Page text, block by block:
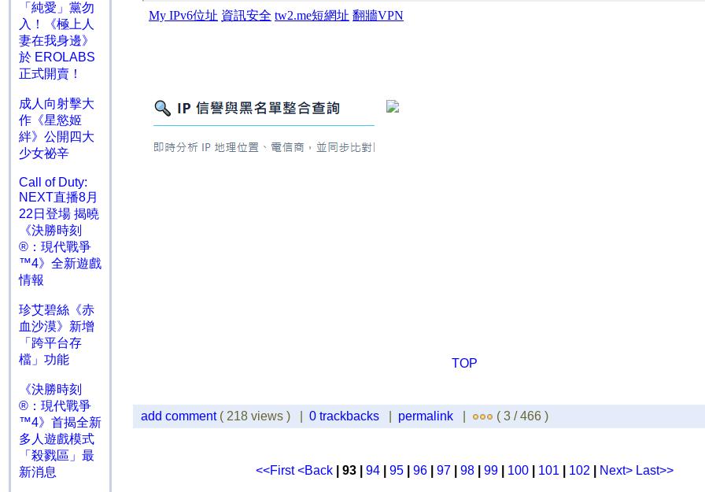
「純愛」黨勿
入！《極上人
妻在我身邊》
於 EROLABS
正式開賣！
成人向射擊大
作《星慾姬
絆》公開四大
少女祕辛
Call of Duty:
NEXT直播8月
22日登場 揭曉
《決勝時刻
®：現代戰爭
™4》全新遊戲
情報
珍艾碧絲《赤
血沙漠》新增
「跨平台存
檔」功能
《決勝時刻
®：現代戰爭
™4》首揭全新
多人遊戲模式
「殺戮區」最
新消息
TOP
add comment ( 218 views ) | 0 trackbacks permalink ( 3 / 466 )
<<First<Back | 93 | 94| 95| 96| 97| 98| 99| 100| 101 102 Next> Last>>